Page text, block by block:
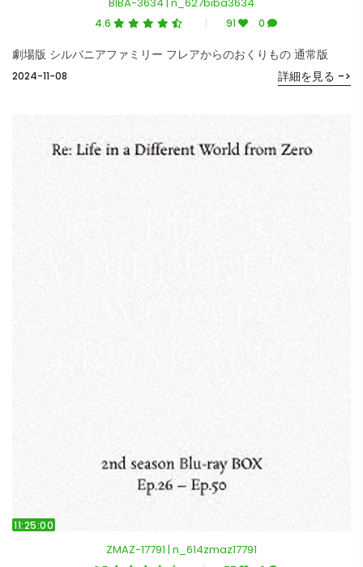
4.6 91 0
2024-11-08
劇場版 シルバニアファミリー フレアからのおくりもの 通常版
詳細を見る ->
11:25:00
ZMAZ-17791 | n_614zmaz17791